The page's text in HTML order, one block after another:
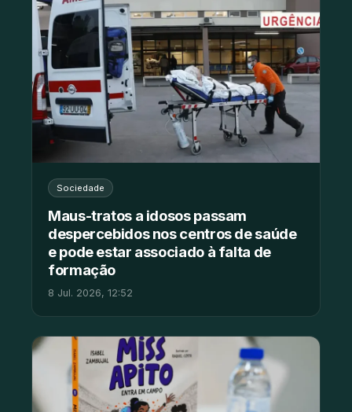
Sociedade
Maus-tratos a idosos passam
despercebidos nos centros de saúde
e pode estar associado à falta de
formação
8 Jul. 2026, 12:52